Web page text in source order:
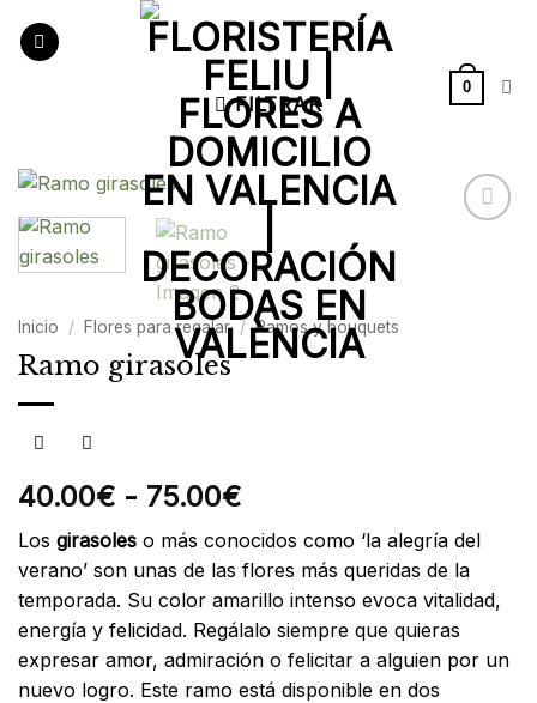
0
FILTRAR
Inicio / Flores para regalar / Ramos y bouquets
Ramo girasoles
40.00€ - 75.00€Rango
precios:
desde
40.00€
hasta
75.00€
Los girasoles o más conocidos como ‘la alegría del
verano’ son unas de las flores más queridas de la
temporada. Su color amarillo intenso evoca vitalidad,
energía y felicidad. Regálalo siempre que quieras
expresar amor, admiración o felicitar a alguien por un
nuevo logro. Este ramo está disponible en dos